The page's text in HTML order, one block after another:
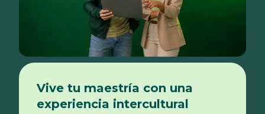
Vive tu maestría con una
experiencia intercultural